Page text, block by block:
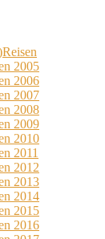
2005
2006
2007
2008
2009
2010
2011
2012
2013
2014
2015
2016